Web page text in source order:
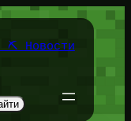
⛏️ Новости